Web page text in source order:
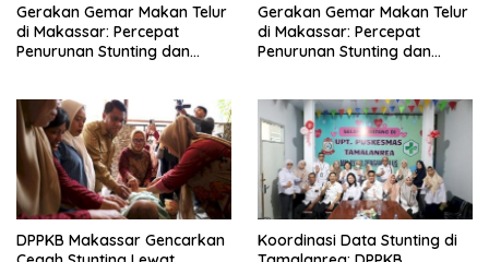
Gerakan Gemar Makan Telur
di Makassar: Percepat
Penurunan Stunting dan
Gerakan Gemar Makan Telur
di Makassar: Percepat
Penurunan Stunting dan
DPPKB Makassar Gencarkan
Koordinasi Data Stunting di